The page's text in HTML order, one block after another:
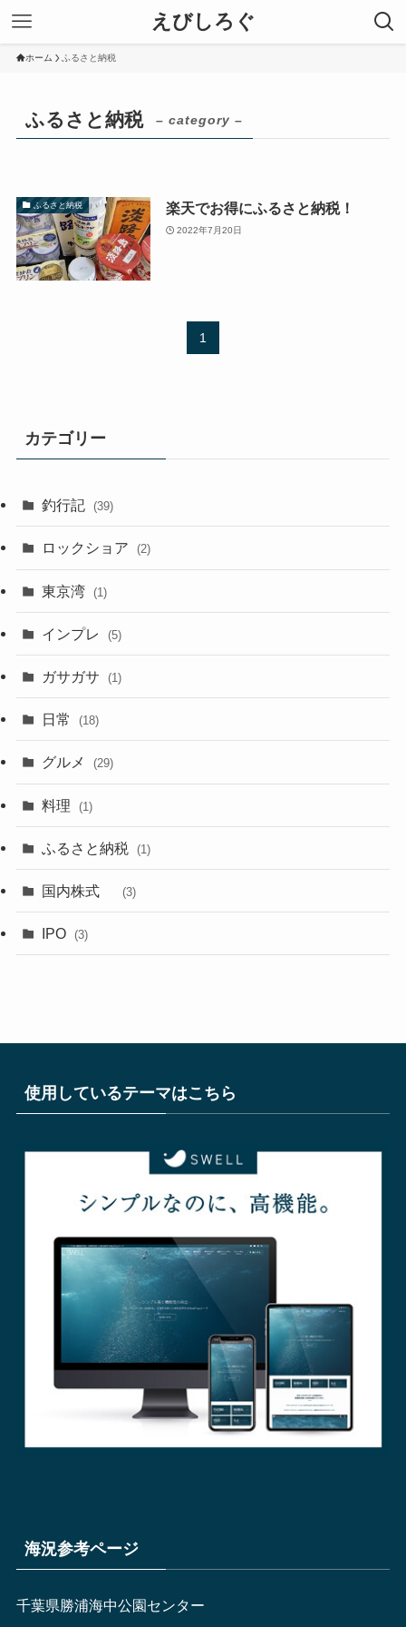
えびしろぐ
ホーム ふるさと納税
ふるさと納税 – category –
ふるさと納税 楽天でお得にふるさと納税！
2022年7月20日
1
カテゴリー
釣行記 (39)
ロックショア (2)
東京湾 (1)
インプレ (5)
ガサガサ (1)
日常 (18)
グルメ (29)
料理 (1)
ふるさと納税 (1)
国内株式 (3)
IPO (3)
使用しているテーマはこちら
海況参考ページ
千葉県勝浦海中公園センター